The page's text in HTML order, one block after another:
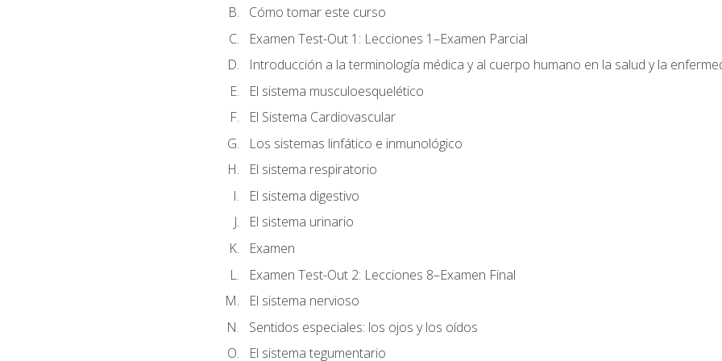
Cómo tomar este curso
Examen Test-Out 1: Lecciones 1–Examen Parcial
Introducción a la terminología médica y al cuerpo humano en la salud y la
El sistema musculoesquelético
El Sistema Cardiovascular
Los sistemas linfático e inmunológico
El sistema respiratorio
El sistema digestivo
El sistema urinario
Examen
Examen Test-Out 2: Lecciones 8–Examen Final
El sistema nervioso
Sentidos especiales: los ojos y los oídos
El sistema tegumentario